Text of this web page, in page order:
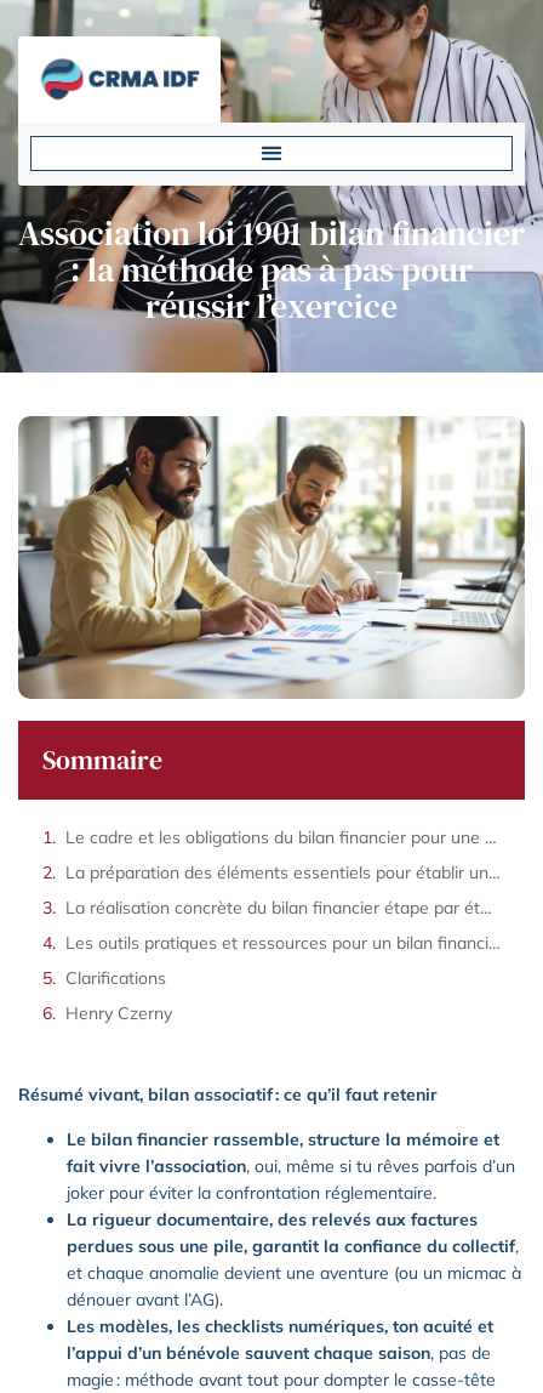
Association loi 1901 bilan financier
: la méthode pas à pas pour
réussir l’exercice
Sommaire
Le cadre et les obligations du bilan financier pour une association loi 1901
La préparation des éléments essentiels pour établir un bilan financier associatif
La réalisation concrète du bilan financier étape par étape
Les outils pratiques et ressources pour un bilan financier efficace et conforme
Clarifications
Henry Czerny
Résumé vivant, bilan associatif : ce qu’il faut retenir
Le bilan financier rassemble, structure la mémoire et
fait vivre l’association, oui, même si tu rêves parfois d’un
joker pour éviter la confrontation réglementaire.
La rigueur documentaire, des relevés aux factures
perdues sous une pile, garantit la confiance du collectif,
et chaque anomalie devient une aventure (ou un micmac à
dénouer avant l’AG).
Les modèles, les checklists numériques, ton acuité et
l’appui d’un bénévole sauvent chaque saison, pas de
magie : méthode avant tout pour dompter le casse-tête